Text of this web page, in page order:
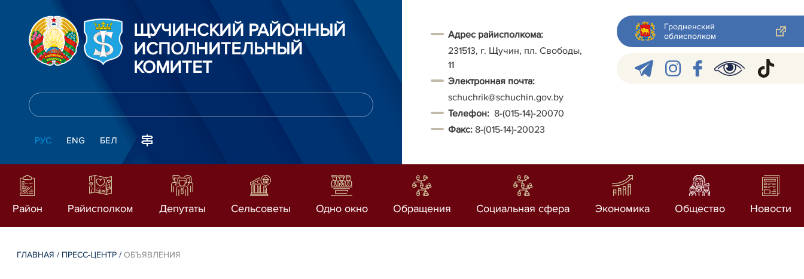
ЩУЧИНСКИЙ РАЙОННЫЙ
ИСПОЛНИТЕЛЬНЫЙ
КОМИТЕТ
РУС ENG БЕЛ
Адрес райисполкома:
231513, г. Щучин, пл. Свободы,
11
Электронная почта:
schuchrik@schuchin.gov.by
Телефон: 8-(015-14)-20070
Факс: 8-(015-14)-20023
Гродненский
облисполком
Район Райисполком Депутаты Сельсоветы Одно окно Обращения Социальная сфера Экономика Общество Новости
ГЛАВНАЯ / ПРЕСС-ЦЕНТР /ОБЪЯВЛЕНИЯ